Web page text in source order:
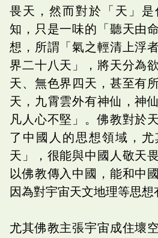
畏天，然而對於「天」
知，只是一味的「聽天由
想，所謂「氣之輕清上浮
界二十八天」，將天分為
天、無色界四天，甚至有
天，九霄雲外有神仙，神
凡人心不堅」。佛教對於
了中國人的思想領域，
天」，很能與中國人敬天
以佛教傳入中國，能和中
因為對宇宙天文地理等思想
尤其佛教主張宇宙成住壞